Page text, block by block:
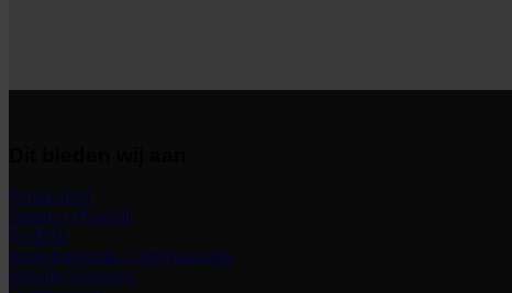
Financieel
Salaris | Payroll
E-HRM
Implementatie | Optimalisatie
Interim Services